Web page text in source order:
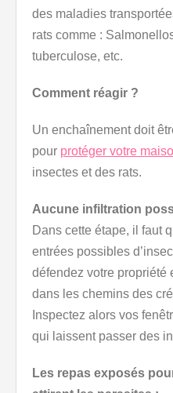
des maladies
rats comme :
tuberculose, etc.
Comment réagir ?
Un enchaînement doit
pour protéger votre
insectes et des rats.
Aucune infiltration
Dans cette étape, il faut
entrées possibles
défendez votre propriété
dans les chemins des
Inspectez alors vos
qui laissent passer des
Les repas exposés